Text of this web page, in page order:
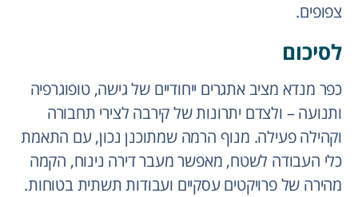
צפופים.
לסיכום
כפר מנדא מציב אתגרים ייחודיים של גישה, טופוגרפיה
ותנועה – ולצדם יתרונות של קירבה לצירי תחבורה
וקהילה פעילה. מנוף הרמה שמתוכנן נכון, עם התאמת
כלי העבודה לשטח, מאפשר מעבר דירה נינוח, הקמה
מהירה של פרויקטים עסקיים ועבודות תשתית בטוחות.